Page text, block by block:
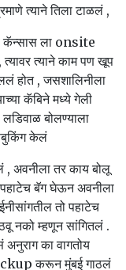
त्याने तिला टाळलं ,
कॅन्सास ला onsite
त्याने काम पण खूप
होत , जसशालिनीला
कॅबिने मध्ये गेली
बोलण्याला
केलं
, अवनीला तर काय बोलू
बॅग घेऊन अवनीला
तो पहाटेच
नको म्हणून सांगितलं .
का वागतोय
करून मुंबई गाठलं